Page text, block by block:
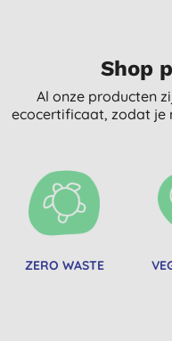
Shop
Al onze producten
ecocertificaat, zodat je
ZERO WASTE